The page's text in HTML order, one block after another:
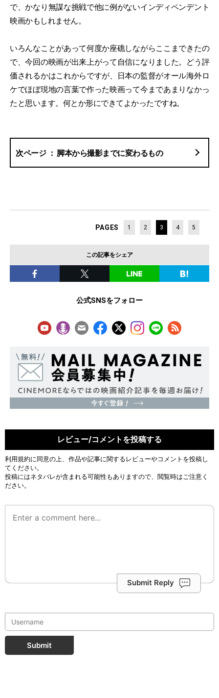
で、かなり無謀な挑戦で他に例がないインディペンデント
映画かもしれません。
いろんなことがあって何度か座礁しながらここまできたの
で、今回の映画が出来上がって自信になりました。どう評
価されるかはこれからですが、日本の監督がオール海外ロ
ケでほぼ現地の言葉で作った映画って今まであまりなかっ
たと思います。何とか形にできてよかったですね。
脚本から撮影までに変わるもの
PAGES 1 2 3 4 5
この記事をシェア
公式SNSをフォロー
レビュー/コメントを投稿する
利用規約に同意の上、作品や記事に関するレビューやコメントを投稿し
てください。
投稿にはネタバレが含まれる可能性もありますので、閲覧時はご注意く
ださい。
Submit Reply
Submit